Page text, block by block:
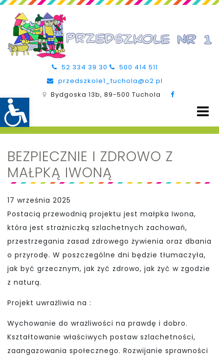
52 334 39 30
500 414 511
przedszkole1_tuchola@o2.pl
Bydgoska 13b, 89-500 Tuchola
BEZPIECZNIE I ZDROWO Z
MAŁPKĄ IWONĄ
17 września 2025
Postacią przewodnią projektu jest małpka Iwona,
która jest strażniczką szlachetnych zachowań,
przestrzegania zasad zdrowego żywienia oraz dbania
o przyrodę. W poszczególne dni będzie tłumaczyła,
jak być grzecznym, jak żyć zdrowo, jak żyć w zgodzie
z naturą.
Projekt uwrażliwia na :
Wychowanie do wrażliwości na prawdę i dobro.
Kształtowanie właściwych postaw szlachetności,
zaangazowania społecznego. Rozwijanie sprawności